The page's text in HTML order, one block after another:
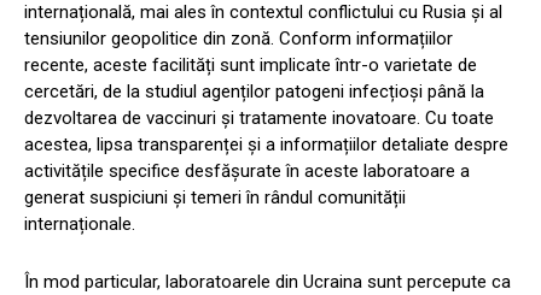
internațională, mai ales în contextul conflictului cu Rusia și al
tensiunilor geopolitice din zonă. Conform informațiilor
recente, aceste facilități sunt implicate într-o varietate de
cercetări, de la studiul agenților patogeni infecțioși până la
dezvoltarea de vaccinuri și tratamente inovatoare. Cu toate
acestea, lipsa transparenței și a informațiilor detaliate despre
activitățile specifice desfășurate în aceste laboratoare a
generat suspiciuni și temeri în rândul comunității
internaționale.
În mod particular, laboratoarele din Ucraina sunt percepute ca